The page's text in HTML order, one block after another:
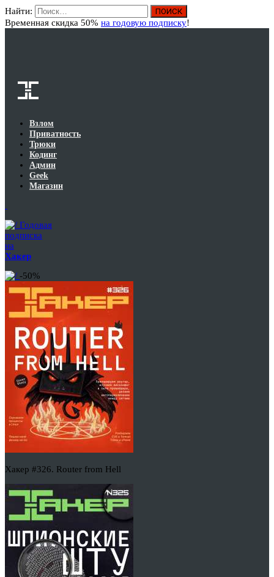
Найти:
Временная скидка 50% на годовую подписку!
Взлом
Приватность
Трюки
Кодинг
Админ
Geek
Магазин
Годовая
подписка
на
Хакер
-50%
Хакер #326. Router from Hell